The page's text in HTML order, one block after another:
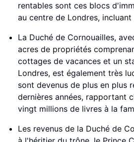
rentables sont ces blocs
au centre de Londres, incluant
La Duché de Cornouailles,
acres de propriétés
cottages de vacances et un
Londres, est également très
sont devenus de plus en plus
dernières années, rapportant
vingt millions de livres à la
Les revenus de la Duché de